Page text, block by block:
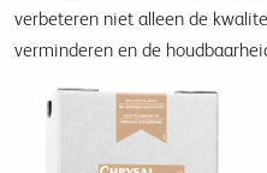
verbeteren niet alleen de
verminderen en de